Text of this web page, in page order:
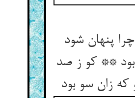
پنهان شود
** کو ز صد
که زان سو بود